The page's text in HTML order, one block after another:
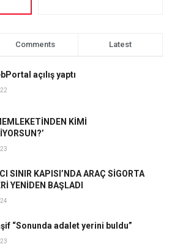
Comments Latest
açılış yaptı
KİMİ
SINIR KAPISI’NDA ARAÇ SİGORTA
YENİDEN BAŞLADI
“Sonunda adalet yerini buldu”